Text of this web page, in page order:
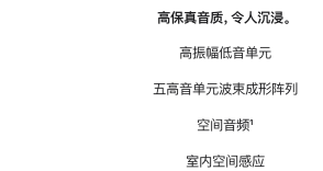
高保真音质，令人沉浸。
高振幅低音单元
五高音单元波束成形阵列
空间音频脚
¹
室内空间感应